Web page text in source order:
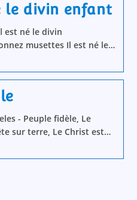
le divin enfant
est né le divin
musettes Il est né le…
- Peuple fidèle, Le
sur terre, Le Christ est…